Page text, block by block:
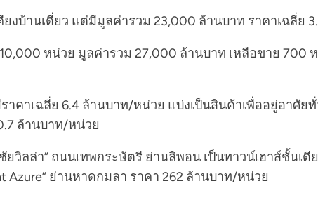
งบ้านเดี่ยว แต่มีมูลค่ารวม 23,000 ล้านบาท ราคาเฉลี่ย
หน่วย มูลค่ารวม 27,000 ล้านบาท เหลือขาย 700
คาเฉลี่ย 6.4 ล้านบาท/หน่วย แบ่งเป็นสินค้าเพื่ออยู่อาศัย
ล้านบาท/หน่วย
วิลล่า” ถนนเทพกระษัตรี ย่านลิพอน เป็นทาวน์เฮาส์ชั้น
Azure” ย่านหาดกมลา ราคา 262 ล้านบาท/หน่วย